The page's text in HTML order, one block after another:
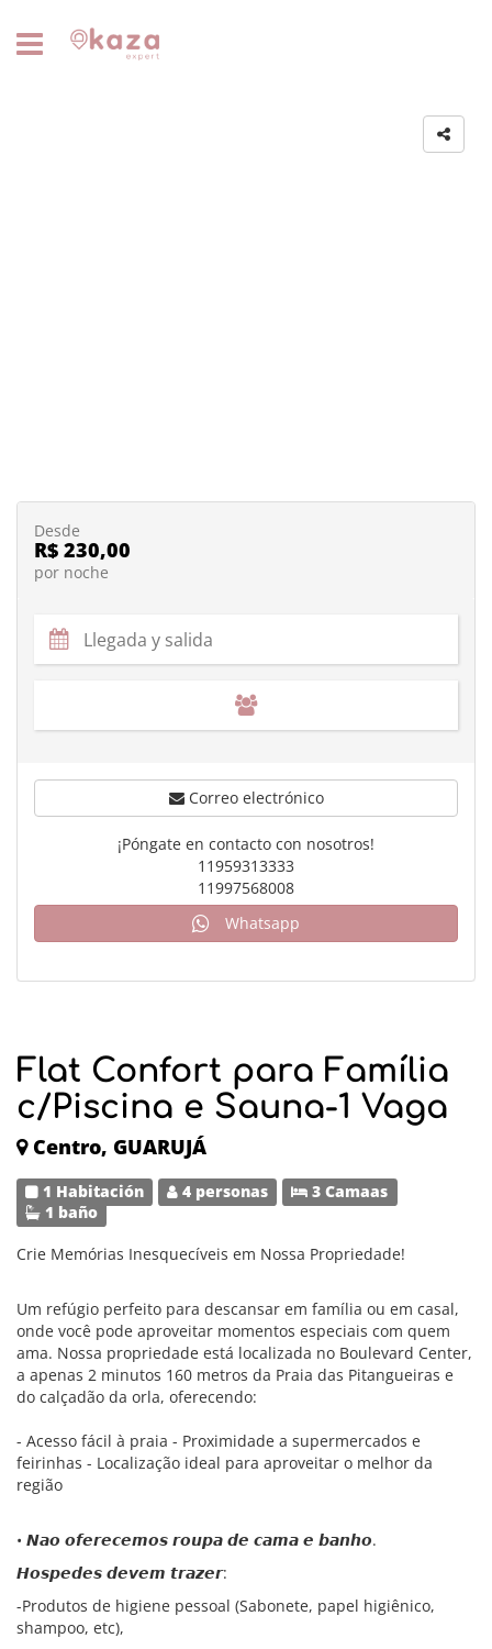
Flat Confort para Família
c/Piscina e Sauna-1 Vaga
Centro, GUARUJÁ
1 Habitación 4 personas
3 Camaas
1 baño
Crie Memórias Inesquecíveis em Nossa Propriedade!
Um refúgio perfeito para descansar em família ou em casal,
onde você pode aproveitar momentos especiais com quem
ama. Nossa propriedade está localizada no Boulevard Center,
a apenas 2 minutos 160 metros da Praia das Pitangueiras e
do calçadão da orla, oferecendo:
- Acesso fácil à praia - Proximidade a supermercados e
feirinhas - Localização ideal para aproveitar o melhor da
região
• 𝙉𝙖𝙤 𝙤𝙛𝙚𝙧𝙚𝙘𝙚𝙢𝙤𝙨 𝙧𝙤𝙪𝙥𝙖 𝙙𝙚 𝙘𝙖𝙢𝙖 𝙚 𝙗𝙖𝙣𝙝𝙤.
𝙃𝙤𝙨𝙥𝙚𝙙𝙚𝙨 𝙙𝙚𝙫𝙚𝙢 𝙩𝙧𝙖𝙯𝙚𝙧:
-Produtos de higiene pessoal (Sabonete, papel higiênico,
shampoo, etc),
Desde
R$ 230,00
por noche
Correo electrónico
¡Póngate en contacto con nosotros!
11959313333
11997568008
Whatsapp